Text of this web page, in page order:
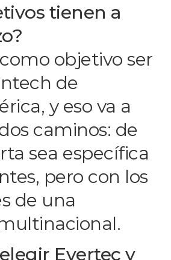
tienen a
objetivo ser
de
y eso va a
caminos: de
sea específica
pero con los
de una
Evertec y